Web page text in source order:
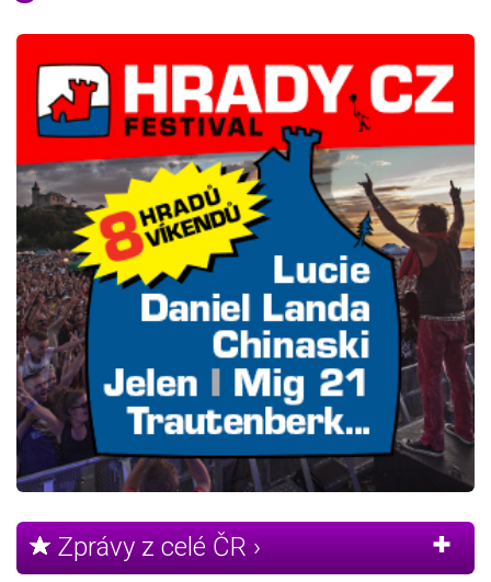
Zprávy z celé ČR ›